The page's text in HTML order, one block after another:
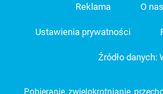
Reklama O nas
Ustawienia prywatności
Źródło danych:
Pobieranie, zwielokrotnianie,